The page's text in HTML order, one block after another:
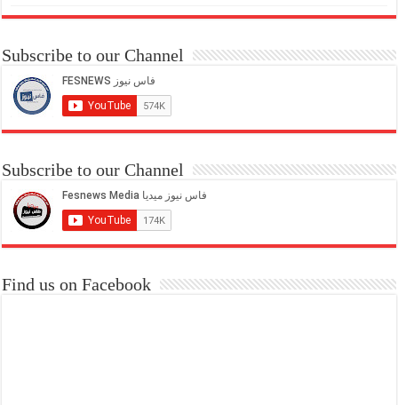
Subscribe to our Channel
Subscribe to our Channel
Find us on Facebook